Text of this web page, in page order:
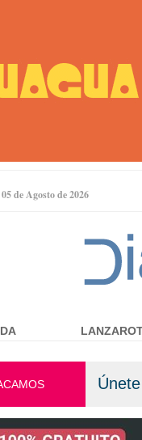
de Agosto de 2026